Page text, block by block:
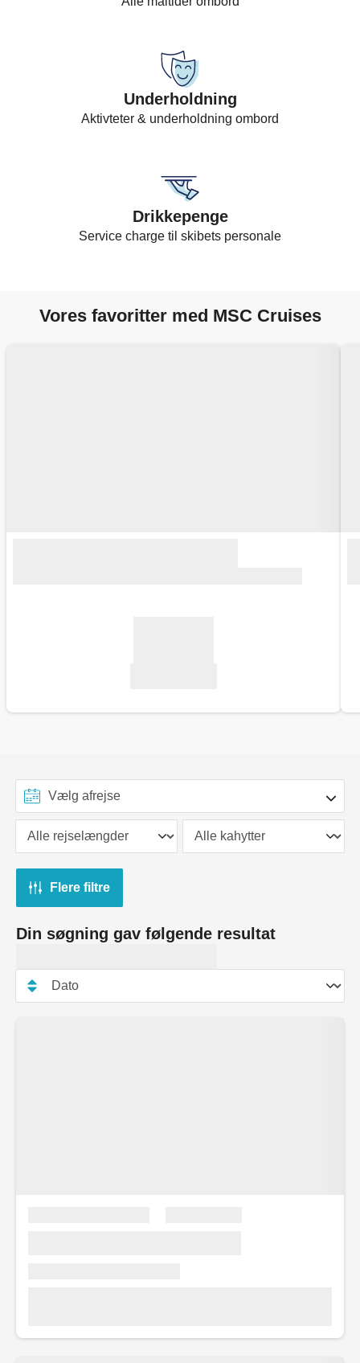
Underholdning
Aktivteter & underholdning ombord
Drikkepenge
Service charge til skibets personale
Vores favoritter med MSC Cruises
Flere filtre
Din søgning gav følgende resultat